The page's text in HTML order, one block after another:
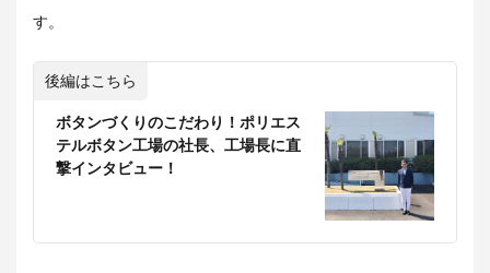
す。
後編はこちら
ボタンづくりのこだわり！ポリエス
テルボタン工場の社長、工場長に直
撃インタビュー！